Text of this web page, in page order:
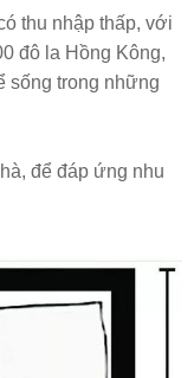
thu nhập thấp, với
đô la Hồng Kông,
sống trong những
để đáp ứng nhu